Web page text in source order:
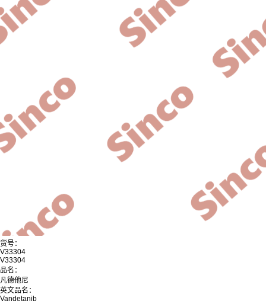
货号：
V33304
V33304
品名：
凡德他尼
英文品名：
Vandetanib